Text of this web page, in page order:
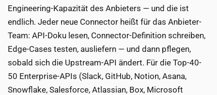
Engineering-Kapazität des Anbieters — und die ist
endlich. Jeder neue Connector heißt für das Anbieter-
Team: API-Doku lesen, Connector-Definition schreiben,
Edge-Cases testen, ausliefern — und dann pflegen,
sobald sich die Upstream-API ändert. Für die Top-40-
50 Enterprise-APIs (Slack, GitHub, Notion, Asana,
Snowflake, Salesforce, Atlassian, Box, Microsoft